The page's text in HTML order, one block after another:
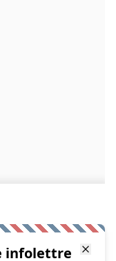
infolettre